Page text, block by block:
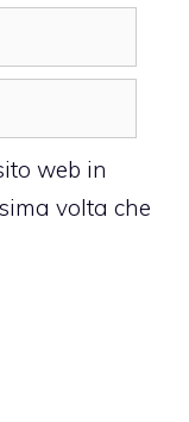
web in
volta che